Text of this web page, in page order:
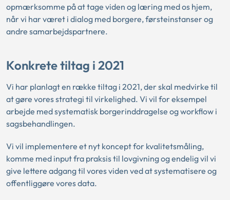
opmærksomme på at tage viden og læring med os hjem,
når vi har været i dialog med borgere, førsteinstanser og
andre samarbejdspartnere.
Konkrete tiltag i 2021
Vi har planlagt en række tiltag i 2021, der skal medvirke til
at gøre vores strategi til virkelighed. Vi vil for eksempel
arbejde med systematisk borgerinddragelse og workflow i
sagsbehandlingen.
Vi vil implementere et nyt koncept for kvalitetsmåling,
komme med input fra praksis til lovgivning og endelig vil vi
give lettere adgang til vores viden ved at systematisere og
offentliggøre vores data.